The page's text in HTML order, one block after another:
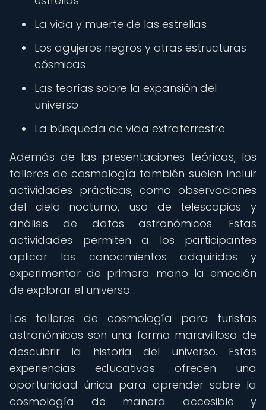
La vida y muerte de las estrellas
Los agujeros negros y otras estructuras
cósmicas
Las teorías sobre la expansión del
universo
La búsqueda de vida extraterrestre
Además de las presentaciones teóricas, los
talleres de cosmología también suelen incluir
actividades prácticas, como observaciones
del cielo nocturno, uso de telescopios y
análisis de datos astronómicos. Estas
actividades permiten a los participantes
aplicar los conocimientos adquiridos y
experimentar de primera mano la emoción
de explorar el universo.
Los talleres de cosmología para turistas
astronómicos son una forma maravillosa de
descubrir la historia del universo. Estas
experiencias educativas ofrecen una
oportunidad única para aprender sobre la
cosmología de manera accesible y